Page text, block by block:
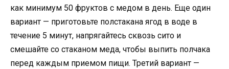
как минимум 50 фруктов с медом в день. Еще один
вариант — приготовьте полстакана ягод в воде в
течение 5 минут, напрягайтесь сквозь сито и
смешайте со стаканом меда, чтобы выпить полчака
перед каждым приемом пищи. Третий вариант —